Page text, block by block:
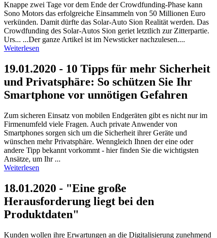
Knappe zwei Tage vor dem Ende der Crowdfunding-Phase kann
Sono Motors das erfolgreiche Einsammeln von 50 Millionen Euro
verkünden. Damit dürfte das Solar-Auto Sion Realität werden. Das
Crowdfunding des Solar-Autos Sion geriet letztlich zur Zitterpartie.
Urs... ...Der ganze Artikel ist im Newsticker nachzulesen....
Weiterlesen
19.01.2020 - 10 Tipps für mehr Sicherheit
und Privatsphäre: So schützen Sie Ihr
Smartphone vor unnötigen Gefahren
Zum sicheren Einsatz von mobilen Endgeräten gibt es nicht nur im
Firmenumfeld viele Fragen. Auch private Anwender von
Smartphones sorgen sich um die Sicherheit ihrer Geräte und
wünschen mehr Privatsphäre. Wenngleich Ihnen der eine oder
andere Tipp bekannt vorkommt - hier finden Sie die wichtigsten
Ansätze, um Ihr ...
Weiterlesen
18.01.2020 - "Eine große
Herausforderung liegt bei den
Produktdaten"
Kunden wollen ihre Erwartungen an die Digitalisierung zunehmend